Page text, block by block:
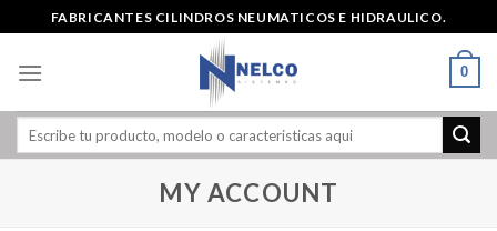
content
FABRICANTES CILINDROS NEUMATICOS E HIDRAULICO.
0
MY ACCOUNT